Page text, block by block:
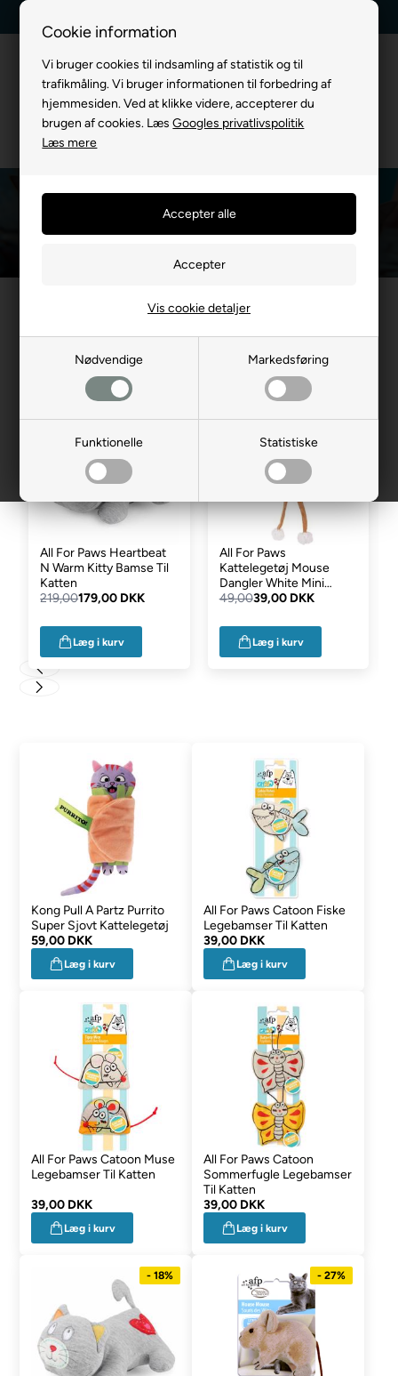
Cookie information
Vi bruger cookies til indsamling af statistik og til
trafikmåling. Vi bruger informationen til forbedring af
hjemmesiden. Ved at klikke videre, accepterer du
brugen af cookies. LæsGoogles privatlivspolitik
Læs mere
Nødvendige Markedsføring
Funktionelle Statistiske
Vis cookie detaljer
Bamser og Bolde til kat
Du er her:TIL KATTE/Katte Legetøj/Bamser og Bolde til kat
Mest populære i Bamser og
Bolde til kat
All For Paws Heartbeat
N Warm Kitty Bamse Til
Katten
219,00179,00 DKK
Læg i kurv
All For Paws
Kattelegetøj Mouse
Dangler White Mini
Mouse
49,0039,00 DKK
Læg i kurv
Kong Pull A Partz Purrito
Super Sjovt Kattelegetøj
59,00 DKK
Læg i kurv
All For Paws Catoon Fiske
Legebamser Til Katten
39,00 DKK
Læg i kurv
All For Paws Catoon Muse
Legebamser Til Katten
39,00 DKK
Læg i kurv
All For Paws Catoon
Sommerfugle Legebamser
Til Katten
39,00 DKK
Læg i kurv
- 18% - 27%